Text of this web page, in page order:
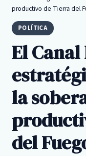
productivo de Tierra del
POLÍTICA
El
la
del